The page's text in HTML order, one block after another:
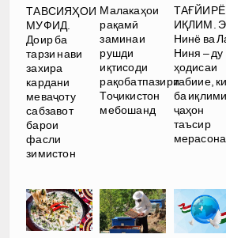
ТАВСИЯҲОИ
МУФИД.
Доир ба
тарзи нави
захира
кардани
меваҷоту
сабзавот
барои
фасли
зимистон
Малакаҳои
рақамӣ
заминаи
рушди
иқтисоди
рақобатпазири
Тоҷикистон
мебошанд
ИҚЛИМ.
Нинё ва
Ниня – ду
ҳодисаи
табиие, ки
ба иқлими
ҷаҳон
таъсир